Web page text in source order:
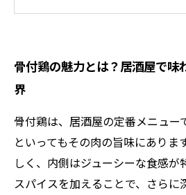
すめ
旅
骨付鶏の魅力とは？居酒屋で味
界
骨付鶏は、居酒屋の定番メニュー
といってもその肉の旨味にありま
しく、内側はジューシーな食感が
スパイスを加えることで、さらに